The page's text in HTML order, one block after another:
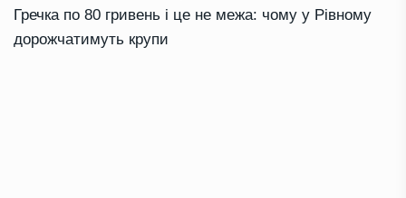
Гречка по 80 гривень і це не межа: чому у Рівному
дорожчатимуть крупи